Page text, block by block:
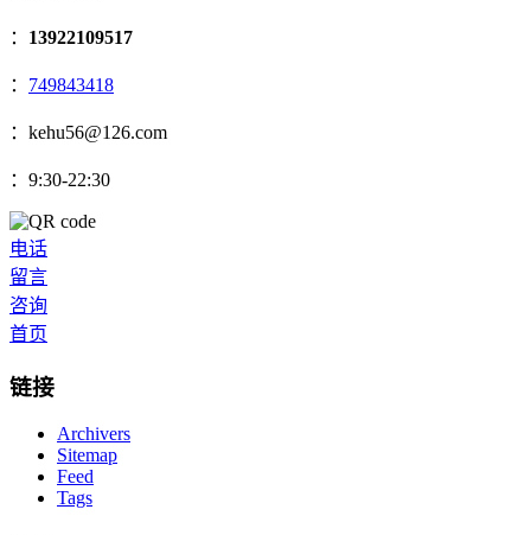
： 13922109517
： 749843418
：kehu56@126.com
：9:30-22:30
电话
留言
咨询
首页
链接
Archivers
Sitemap
Feed
Tags